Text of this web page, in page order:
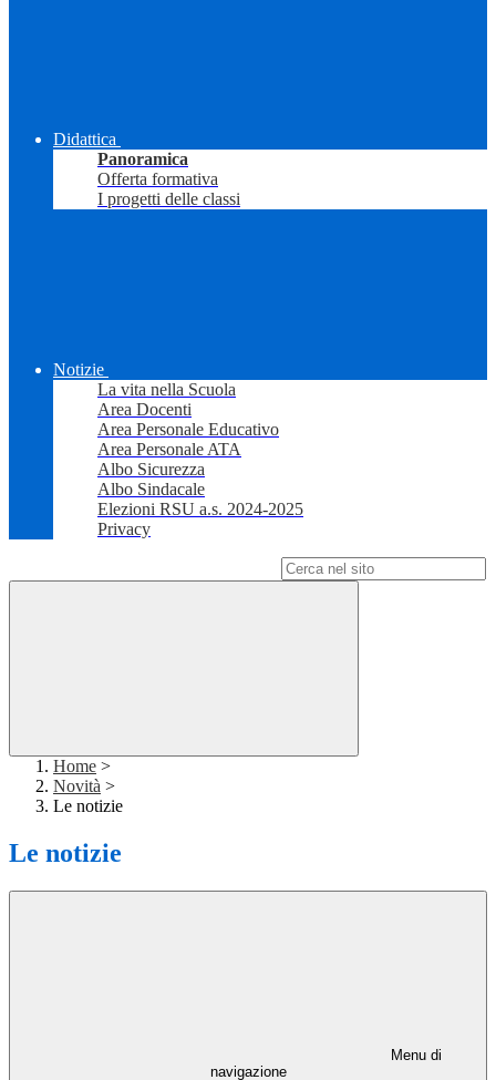
Didattica
Panoramica
Offerta formativa
I progetti delle classi
Notizie
La vita nella Scuola
Area Docenti
Area Personale Educativo
Area Personale ATA
Albo Sicurezza
Albo Sindacale
Elezioni RSU a.s. 2024-2025
Privacy
Home >
Novità >
Le notizie
Le notizie
Menu di
navigazione